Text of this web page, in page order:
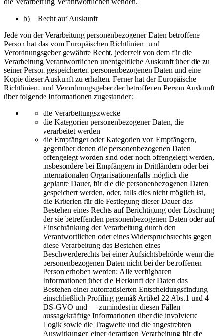
die Verarbeitung Verantwortlichen wenden.
b) Recht auf Auskunft
Jede von der Verarbeitung personenbezogener Daten betroffene
Person hat das vom Europäischen Richtlinien- und
Verordnungsgeber gewährte Recht, jederzeit von dem für die
Verarbeitung Verantwortlichen unentgeltliche Auskunft über die zu
seiner Person gespeicherten personenbezogenen Daten und eine
Kopie dieser Auskunft zu erhalten. Ferner hat der Europäische
Richtlinien- und Verordnungsgeber der betroffenen Person Auskunft
über folgende Informationen zugestanden:
die Verarbeitungszwecke
die Kategorien personenbezogener Daten, die
verarbeitet werden
die Empfänger oder Kategorien von Empfängern,
gegenüber denen die personenbezogenen Daten
offengelegt worden sind oder noch offengelegt werden,
insbesondere bei Empfängern in Drittländern oder bei
internationalen Organisationenfalls möglich die
geplante Dauer, für die die personenbezogenen Daten
gespeichert werden, oder, falls dies nicht möglich ist,
die Kriterien für die Festlegung dieser Dauer das
Bestehen eines Rechts auf Berichtigung oder Löschung
der sie betreffenden personenbezogenen Daten oder auf
Einschränkung der Verarbeitung durch den
Verantwortlichen oder eines Widerspruchsrechts gegen
diese Verarbeitung das Bestehen eines
Beschwerderechts bei einer Aufsichtsbehörde wenn die
personenbezogenen Daten nicht bei der betroffenen
Person erhoben werden: Alle verfügbaren
Informationen über die Herkunft der Daten das
Bestehen einer automatisierten Entscheidungsfindung
einschließlich Profiling gemäß Artikel 22 Abs.1 und 4
DS-GVO und — zumindest in diesen Fällen —
aussagekräftige Informationen über die involvierte
Logik sowie die Tragweite und die angestrebten
Auswirkungen einer derartigen Verarbeitung für die